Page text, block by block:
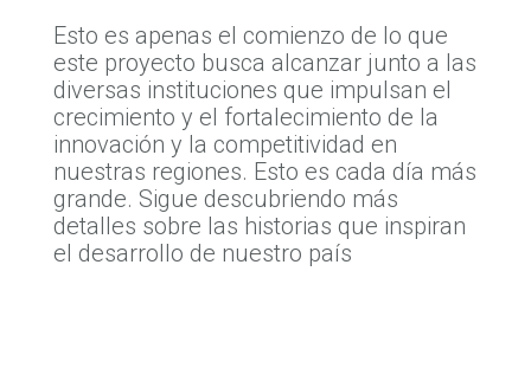
Esto es apenas el comienzo de lo que
este proyecto busca alcanzar junto a las
diversas instituciones que impulsan el
crecimiento y el fortalecimiento de la
innovación y la competitividad en
nuestras regiones. Esto es cada día más
grande. Sigue descubriendo más
detalles sobre las historias que inspiran
el desarrollo de nuestro país